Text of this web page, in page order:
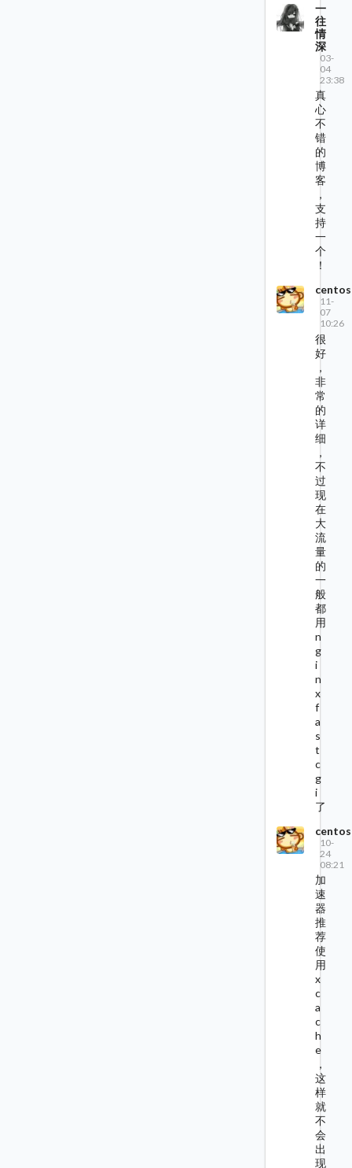
一
往
情
深
03-
04
23:38
真
心
不
错
的
博
客
，
支
持
一
个
！
centos
11-
07
10:26
很
好
，
非
常
的
详
细
，
不
过
现
在
大
流
量
的
一
般
都
用
n
g
i
n
x
f
a
s
t
c
g
i
了
centos
10-
24
08:21
加
速
器
推
荐
使
用
x
c
a
c
h
e
，
这
样
就
不
会
出
现